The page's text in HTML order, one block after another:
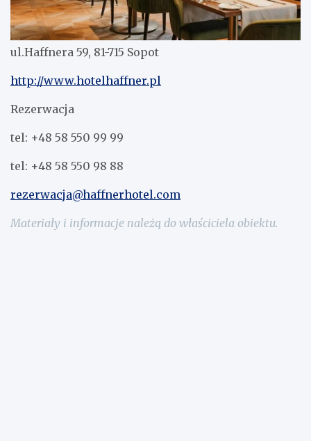
ul.Haffnera 59, 81-715 Sopot
http://www.hotelhaffner.pl
Rezerwacja
tel: +48 58 550 99 99
tel: +48 58 550 98 88
rezerwacja@haffnerhotel.com
Materiały i informacje należą do właściciela obiektu.